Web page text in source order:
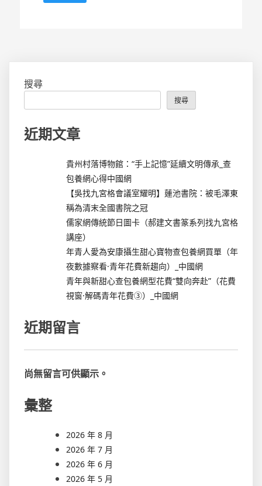
搜尋
搜尋
近期文章
貴州村落博物館：“手上記憶”延續文明傳承_查
包養網心得中國網
【吳找九宮格會議室耀明】蓮池書院：被毛澤東
稱為清末全國書院之冠
儒家網傳統節日圖卡（郝建文書篆系列找九宮格
講座）
年青人愛為安康攝生甜心寶物查包養網買單（年
夜數據察看·青年花費新趨向）_中國網
青年與新甜心查包養網型花費“雙向奔赴”（花費
視窗·解碼青年花費③）_中國網
近期留言
尚無留言可供顯示。
彙整
2026 年 8 月
2026 年 7 月
2026 年 6 月
2026 年 5 月